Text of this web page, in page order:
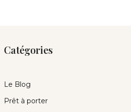
Catégories
Le Blog
Prêt à porter